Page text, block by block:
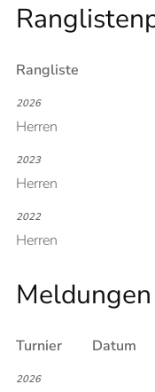
Rangliste
2026
Herren
2023
Herren
2022
Herren
Meldungen
Turnier Datum
2026